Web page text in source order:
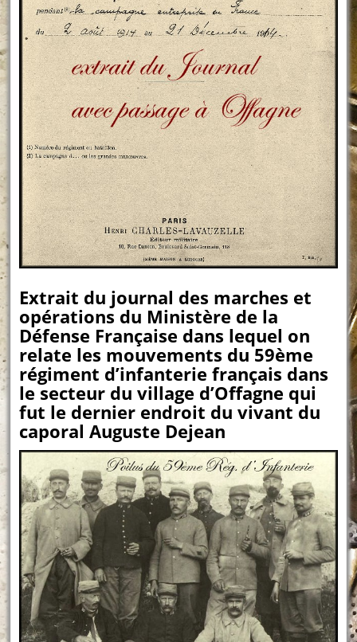
Extrait du journal des marches et
opérations du Ministère de la
Défense Française dans lequel on
relate les mouvements du 59ème
régiment d’infanterie français dans
le secteur du village d’Offagne qui
fut le dernier endroit du vivant du
caporal Auguste Dejean